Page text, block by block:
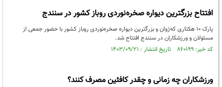
افتتاح بزرگترین دیواره صخره‌نوردی روباز کشور در سنندج
پارک 10 هکتاری که‌ژوان و بزرگترین دیواره صخره‌نوردی روباز کشور با حضور جمعی از
مسئولان و ورزشکاران در سنندج افتتاح شد.
کد خبر: ۸۶۰۱۹۹ تاریخ انتشار : ۱۴۰۳/۰۹/۲۱
ورزشکاران چه زمانی و چقدر کافئین مصرف کنند؟